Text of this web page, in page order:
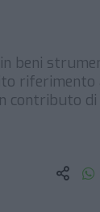
beni
riferimento
contributo